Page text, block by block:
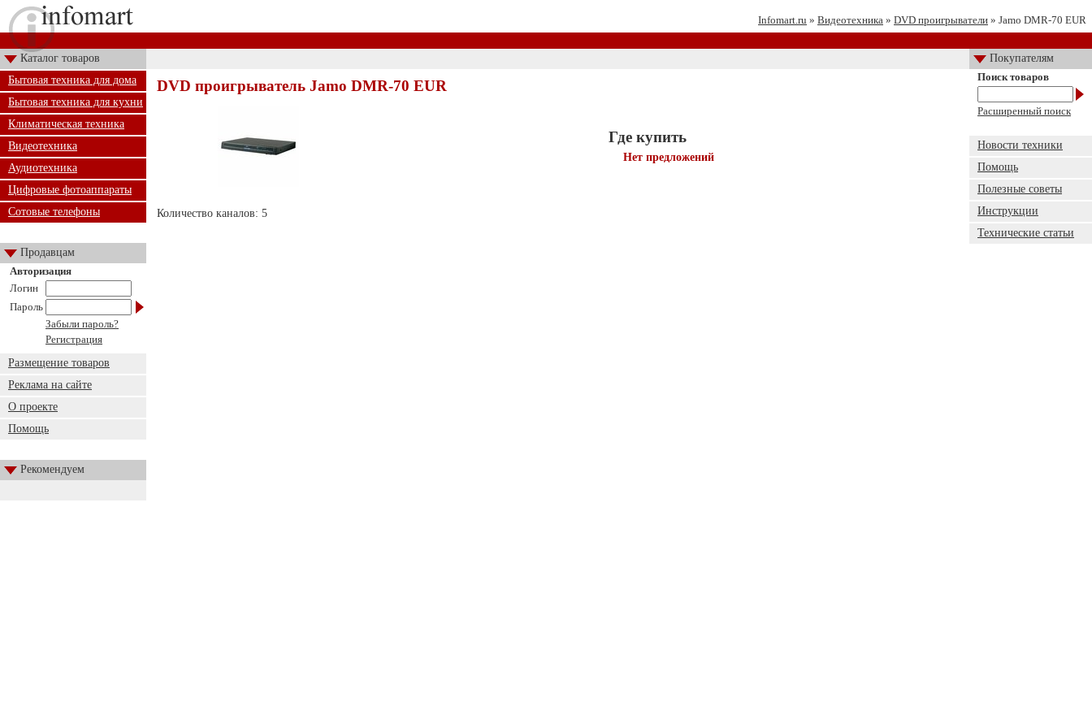
Infomart.ru » Видеотехника » DVD проигрыватели » Jamo DMR-70 EUR
Каталог товаров
Покупателям
Бытовая техника для дома
Бытовая техника для кухни
Климатическая техника
Видеотехника
Аудиотехника
Цифровые фотоаппараты
Сотовые телефоны
Продавцам
Авторизация
Логин
Пароль
Забыли пароль?
Регистрация
Размещение товаров
Реклама на сайте
О проекте
Помощь
Рекомендуем
DVD проигрыватель Jamo DMR-70 EUR
Где купить
Нет предложений
Количество каналов: 5
Поиск товаров
Расширенный поиск
Новости техники
Помощь
Полезные советы
Инструкции
Технические статьи